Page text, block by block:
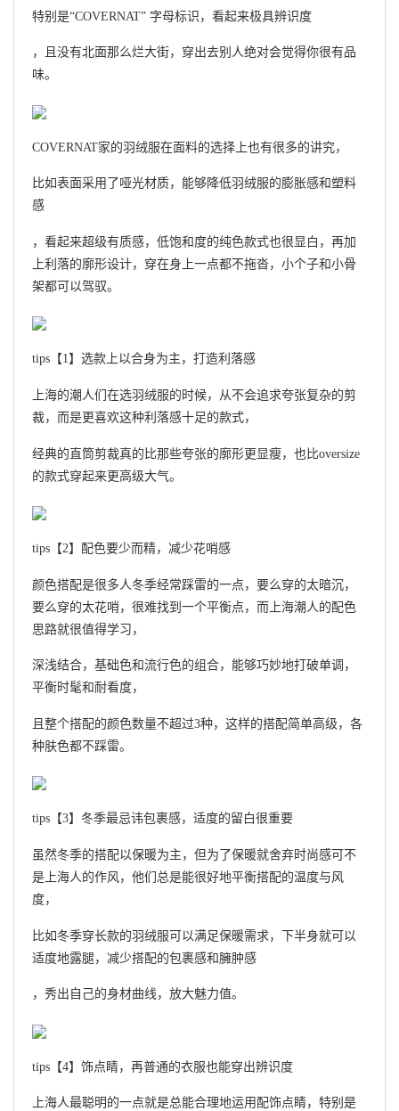
特别是“COVERNAT” 字母标识，看起来极具辨识度
，且没有北面那么烂大街，穿出去别人绝对会觉得你很有品
味。
COVERNAT家的羽绒服在面料的选择上也有很多的讲究，
比如表面采用了哑光材质，能够降低羽绒服的膨胀感和塑料
感
，看起来超级有质感，低饱和度的纯色款式也很显白，再加
上利落的廓形设计，穿在身上一点都不拖沓，小个子和小骨
架都可以驾驭。
tips【1】选款上以合身为主，打造利落感
上海的潮人们在选羽绒服的时候，从不会追求夸张复杂的剪
裁，而是更喜欢这种利落感十足的款式，
经典的直筒剪裁真的比那些夸张的廓形更显瘦，也比oversize
的款式穿起来更高级大气。
tips【2】配色要少而精，减少花哨感
颜色搭配是很多人冬季经常踩雷的一点，要么穿的太暗沉，
要么穿的太花哨，很难找到一个平衡点，而上海潮人的配色
思路就很值得学习，
深浅结合，基础色和流行色的组合，能够巧妙地打破单调，
平衡时髦和耐看度，
且整个搭配的颜色数量不超过3种，这样的搭配简单高级，各
种肤色都不踩雷。
tips【3】冬季最忌讳包裹感，适度的留白很重要
虽然冬季的搭配以保暖为主，但为了保暖就舍弃时尚感可不
是上海人的作风，他们总是能很好地平衡搭配的温度与风
度，
比如冬季穿长款的羽绒服可以满足保暖需求，下半身就可以
适度地露腿，减少搭配的包裹感和臃肿感
，秀出自己的身材曲线，放大魅力值。
tips【4】饰点睛，再普通的衣服也能穿出辨识度
上海人最聪明的一点就是总能合理地运用配饰点睛，特别是